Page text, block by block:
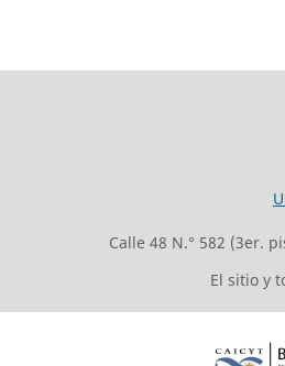
Calle 48 N.° 582 (3er.
El sitio y